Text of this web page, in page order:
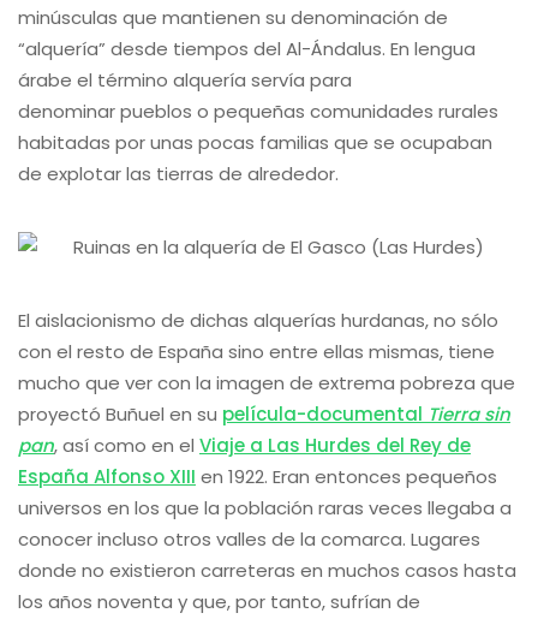
minúsculas que mantienen su denominación de
“alquería” desde tiempos del Al-Ándalus. En lengua
árabe el término alquería servía para
denominar pueblos o pequeñas comunidades rurales
habitadas por unas pocas familias que se ocupaban
de explotar las tierras de alrededor.
El aislacionismo de dichas alquerías hurdanas, no sólo
con el resto de España sino entre ellas mismas, tiene
mucho que ver con la imagen de extrema pobreza que
proyectó Buñuel en su película-documental Tierra sin
pan, así como en el Viaje a Las Hurdes del Rey de
España Alfonso XIII en 1922. Eran entonces pequeños
universos en los que la población raras veces llegaba a
conocer incluso otros valles de la comarca. Lugares
donde no existieron carreteras en muchos casos hasta
los años noventa y que, por tanto, sufrían de